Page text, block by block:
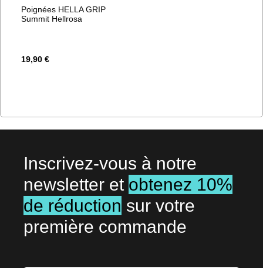
Poignées HELLA GRIP
Summit Hellrosa
19,90 €
Inscrivez-vous à notre
newsletter et obtenez 10%
de réduction sur votre
première commande